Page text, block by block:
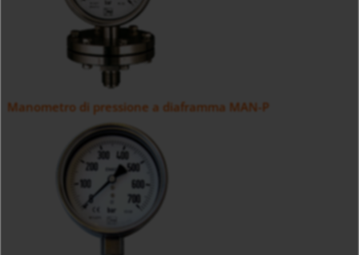
Manometro di pressione a diaframma MAN-P